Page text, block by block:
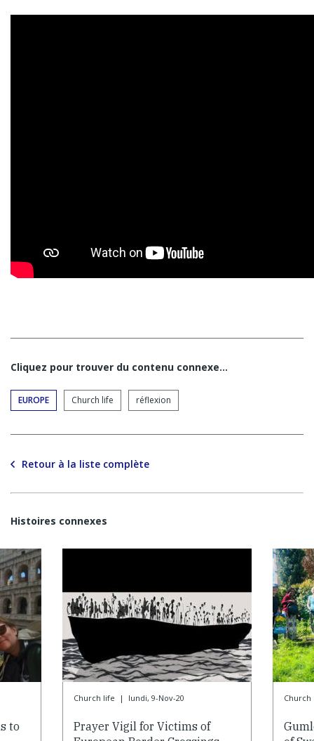
Cliquez pour trouver du contenu connexe…
EUROPE Church life réflexion
Retour à la liste complète
Histoires connexes
to
Church life | lundi, 9-Nov-20
Prayer Vigil for Victims of
Church